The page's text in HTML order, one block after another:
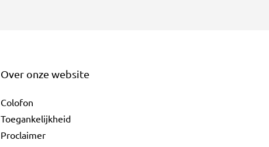
Over onze website
Colofon
Toegankelijkheid
Proclaimer